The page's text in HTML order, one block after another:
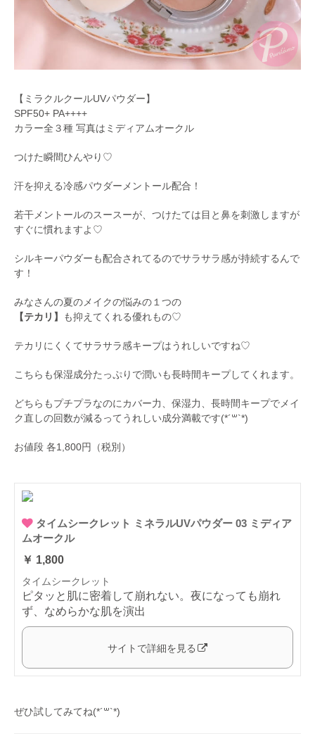
【ミラクルクールUVパウダー】
SPF50+ PA++++
カラー全３種 写真はミディアムオークル
つけた瞬間ひんやり♡
汗を抑える冷感パウダーメントール配合！
若干メントールのスースーが、つけたては目と鼻を刺激しますが
すぐに慣れますよ♡
シルキーパウダーも配合されてるのでサラサラ感が持続するんで
す！
みなさんの夏のメイクの悩みの１つの
【テカリ】
も抑えてくれる優れもの♡
テカリにくくてサラサラ感キープはうれしいですね♡
こちらも保湿成分たっぷりで潤いも長時間キープしてくれます。
どちらもプチプラなのにカバー力、保湿力、長時間キープでメイ
ク直しの回数が減るってうれしい成分満載です(*´꒳`*)
お値段 各1,800円（税別）
タイムシークレット ミネラルUVパウダー 03 ミディア
ムオークル
￥ 1,800
タイムシークレット
ピタッと肌に密着して崩れない。夜になっても崩れ
ず、なめらかな肌を演出
サイトで詳細を見る
ぜひ試してみてね(*´꒳`*)